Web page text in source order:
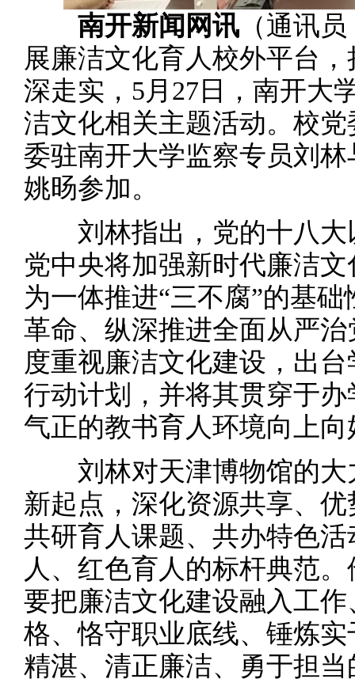
南开新闻网讯 （通讯
展廉洁文化育人校外平台
深走实，5月27日，南开大
洁文化相关主题活动。校
委驻南开大学监察专员刘
姚旸参加。
刘林指出，党的十八大
党中央将加强新时代廉洁
为一体推进“三不腐”的基
革命、纵深推进全面从严
度重视廉洁文化建设，出
行动计划，并将其贯穿于
气正的教书育人环境向上向
刘林对天津博物馆的大
新起点，深化资源共享、
共研育人课题、共办特色
人、红色育人的标杆典范
要把廉洁文化建设融入工
格、恪守职业底线、锤炼
精湛、清正廉洁、勇于担